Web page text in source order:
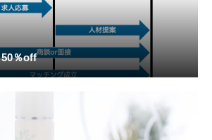
50％off